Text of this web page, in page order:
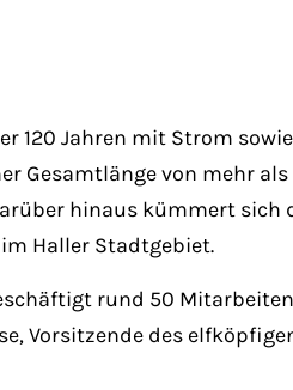
120 Jahren mit Strom
Gesamtlänge von mehr als
hinaus kümmert sich
Haller Stadtgebiet.
rund 50
Vorsitzende des